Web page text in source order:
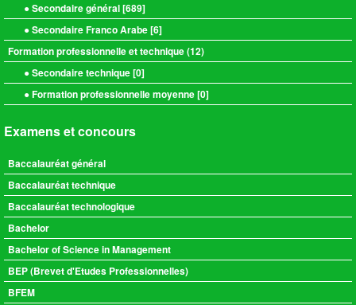
● Secondaire général [689]
● Secondaire Franco Arabe [6]
Formation professionnelle et technique (12)
● Secondaire technique [0]
● Formation professionnelle moyenne [0]
Examens et concours
Baccalauréat général
Baccalauréat technique
Baccalauréat technologique
Bachelor
Bachelor of Science in Management
BEP (Brevet d'Etudes Professionnelles)
BFEM